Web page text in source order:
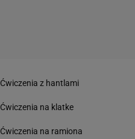
Ćwiczenia z hantlami
Ćwiczenia na klatke
Ćwiczenia na ramiona